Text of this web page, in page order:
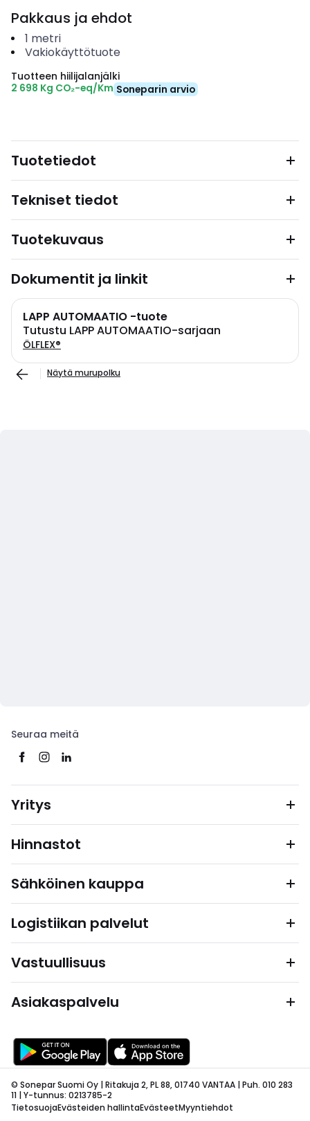
Pakkaus ja ehdot
1 metri
Vakiokäyttötuote
Tuotteen hiilijalanjälki
2 698 Kg CO₂-eq/Km Soneparin arvio
Tuotetiedot
Tekniset tiedot
Tuotekuvaus
Dokumentit ja linkit
LAPP AUTOMAATIO -tuote
Tutustu LAPP AUTOMAATIO-sarjaan
ÖLFLEX®
Näytä murupolku
Seuraa meitä
Yritys
Hinnastot
Sähköinen kauppa
Logistiikan palvelut
Vastuullisuus
Asiakaspalvelu
© Sonepar Suomi Oy | Ritakuja 2, PL 88, 01740 VANTAA | Puh. 010 283
11 | Y-tunnus: 0213785-2
TietosuojaEvästeiden hallintaEvästeetMyyntiehdot